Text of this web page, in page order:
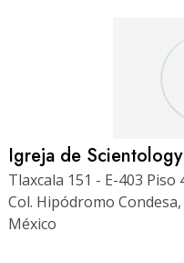
Igreja de
Tlaxcala 151 - E-403 Piso
Col. Hipódromo
México